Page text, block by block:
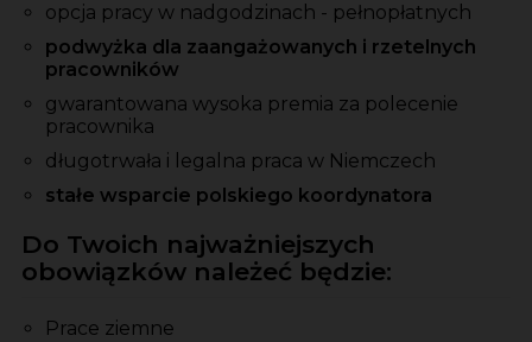
opcja pracy w nadgodzinach - pełnopłatnych
podwyżka dla zaangażowanych i rzetelnych
pracowników
gwarantowana wysoka premia za polecenie
pracownika
długotrwała i legalna praca w Niemczech
stałe wsparcie polskiego koordynatora
Do Twoich najważniejszych
obowiązków należeć będzie:
Prace ziemne